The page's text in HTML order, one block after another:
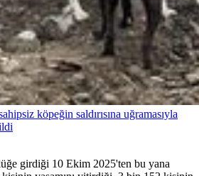
köpeğin saldırısına uğramasıyla
girdiği 10 Ekim 2025'ten bu yana